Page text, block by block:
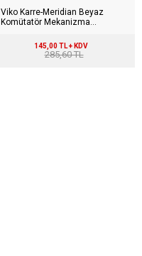
Viko Karre-Meridian Beyaz
Komütatör Mekanizma
145,00 TL + KDV
285,60 TL